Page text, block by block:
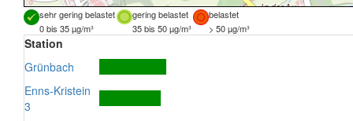
sehr gering belastet gering belastet
belastet
0 bis 35 µg/m³
35 bis 50 µg/m³ > 50 µg/m³
Station
Grünbach
Enns-Kristein
3